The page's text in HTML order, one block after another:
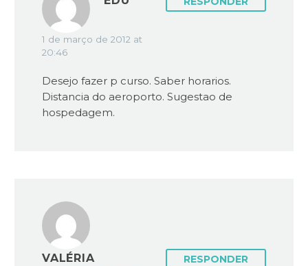
1 de março de 2012 at
20:46
Desejo fazer p curso. Saber horarios.
Distancia do aeroporto. Sugestao de
hospedagem.
VALÉRIA RESPONDER